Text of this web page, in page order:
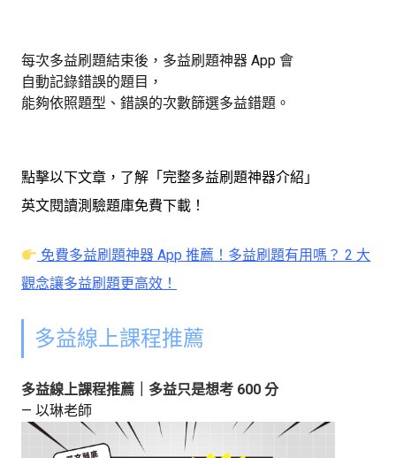
每次多益刷題結束後，多益刷題神器 App 會
自動記錄錯誤的題目，
能夠依照題型、錯誤的次數篩選多益錯題。
點擊以下文章，了解「完整多益刷題神器介紹」
英文閱讀測驗題庫免費下載！
免費多益刷題神器 App 推薦！多益刷題有用嗎？ 2 大
觀念讓多益刷題更高效！
多益線上課程推薦
多益線上課程推薦｜多益只是想考 600 分
— 以琳老師